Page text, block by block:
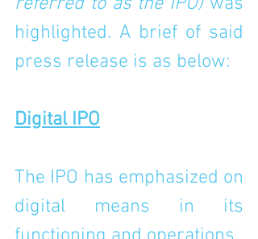
highlighted. A brief of said
press release is as below:
Digital IPO
The IPO has emphasized on
digital means in its